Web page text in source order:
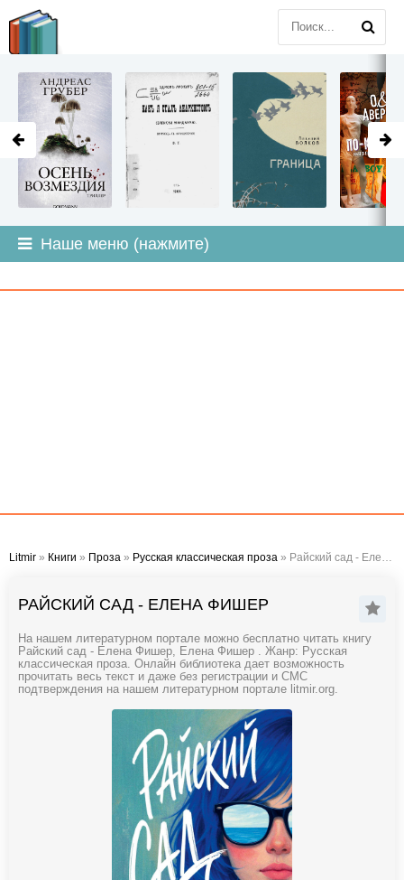
Наше меню (нажмите)
Litmir » Книги » Проза » Русская классическая проза » Райский сад - Елена Фишер
РАЙСКИЙ САД - ЕЛЕНА ФИШЕР
На нашем литературном портале можно бесплатно читать книгу
Райский сад - Елена Фишер, Елена Фишер . Жанр: Русская
классическая проза. Онлайн библиотека дает возможность
прочитать весь текст и даже без регистрации и СМС
подтверждения на нашем литературном портале litmir.org.
LITMIR.ORG